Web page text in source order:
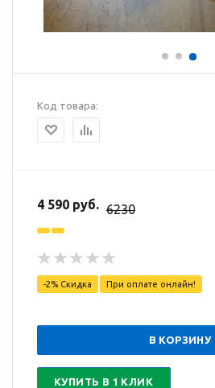
Код товара:
4 590 руб. 6230
-2% Скидка При оплате онлайн!
В КОРЗИНУ
КУПИТЬ В 1 КЛИК